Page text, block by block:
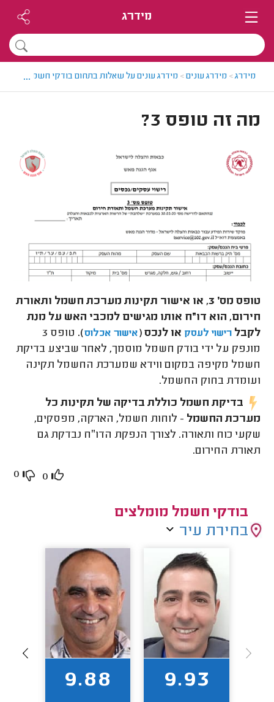
מידרג
מידרג> מידרג עונים> מידרג עונים על שאלות בתחום בודקי חשמל >...
מה זה טופס 3?
טופס מס׳ 3, או אישור תקינות מערכת חשמל ותאורת
חירום, הוא דו״ח אותו מגישים למכבי האש על מנת
לקבלרישוי לעסק או לנכס (אישור אכלוס).
טופס 3
מונפק על ידי בודק חשמל מוסמך, לאחר שביצע בדיקת
חשמל מקיפה במקום ווידא שמערכת החשמל תקינה
ועומדת בחוק החשמל.
בדיקת חשמל כוללת בדיקה של תקינות כל
מערכת החשמל - לוחות חשמל, הארקה, מפסקים,
שקעי כוח ותאורה. לצורך הנפקת הדו״ח נבדקת גם
תאורת החירום.
0
0
בודקי חשמל מומלצים
בחירת עיר
9.93
9.88